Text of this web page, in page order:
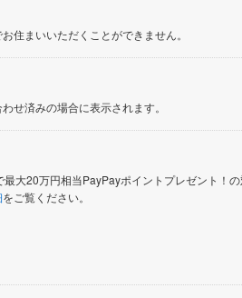
住まいいただくことができません。
せ済みの場合に表示されます。
最大20万円相当PayPayポイントプレゼント！
をご覧ください。